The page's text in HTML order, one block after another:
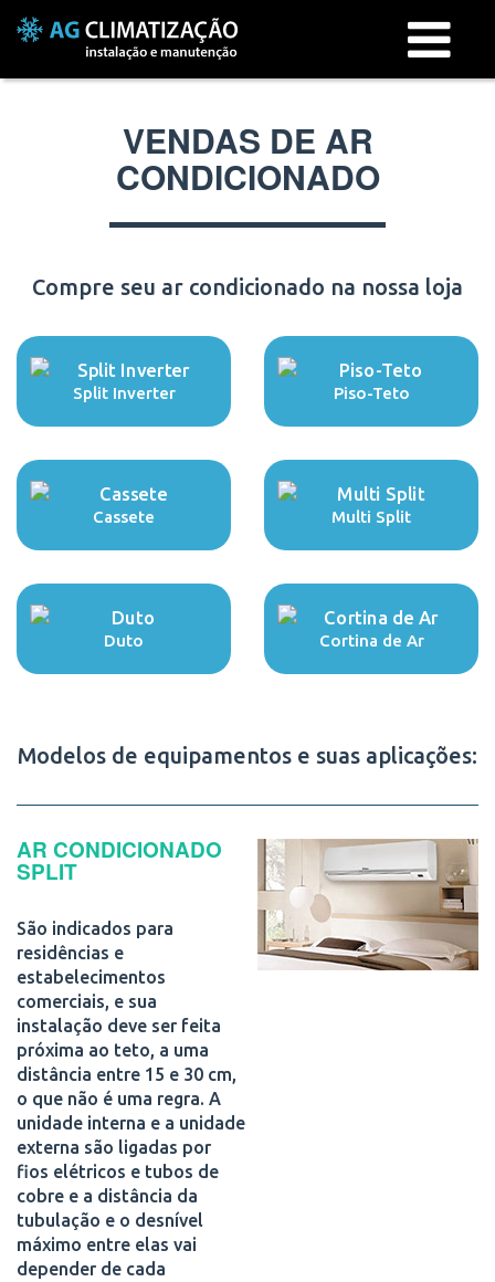
Menu
VENDAS DE AR
CONDICIONADO
Compre seu ar condicionado na nossa loja
Split Inverter Piso-Teto
Cassete Multi Split
Duto Cortina de Ar
Modelos de equipamentos e suas aplicações:
AR CONDICIONADO
SPLIT
São indicados para
residências e
estabelecimentos
comerciais, e sua
instalação deve ser feita
próxima ao teto, a uma
distância entre 15 e 30 cm,
o que não é uma regra. A
unidade interna e a unidade
externa são ligadas por
fios elétricos e tubos de
cobre e a distância da
tubulação e o desnível
máximo entre elas vai
depender de cada